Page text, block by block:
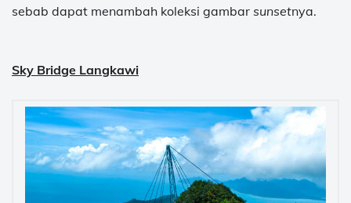
sebab dapat menambah koleksi gambar sunsetnya.
Sky Bridge Langkawi